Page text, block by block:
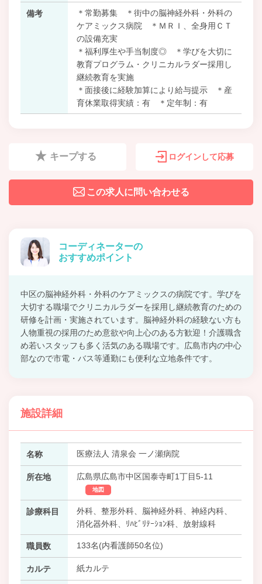
備考
＊常勤募集 ＊街中の脳神経外科・外科の
ケアミックス病院 ＊ＭＲＩ、全身用ＣＴ
の設備充実
＊福利厚生や手当制度◎ ＊学びを大切に
教育プログラム・クリニカルラダー採用し
継続教育を実施
＊面接後に経験加算により給与提示 ＊産
育休業取得実績：有 ＊定年制：有
キープする ログインして応募
この求人に問い合わせる
コーディネーターの
おすすめポイント
中区の脳神経外科・外科のケアミックスの病院です。学びを
大切する職場でクリニカルラダーを採用し継続教育のための
研修を計画・実施されています。脳神経外科の経験ない方も
人物重視の採用のため意欲や向上心のある方歓迎！介護職含
め若いスタッフも多く活気のある職場です。広島市内の中心
部なので市電・バス等通勤にも便利な立地条件です。
施設詳細
名称 医療法人 清泉会 一ノ瀬病院
所在地 広島県広島市中区国泰寺町1丁目5-11
地図
診療科目
外科、整形外科、脳神経外科、神経内科、
消化器外科、ﾘﾊﾋﾞﾘﾃｰｼｮﾝ科、放射線科
職員数 133名(内看護師50名位)
カルテ 紙カルテ